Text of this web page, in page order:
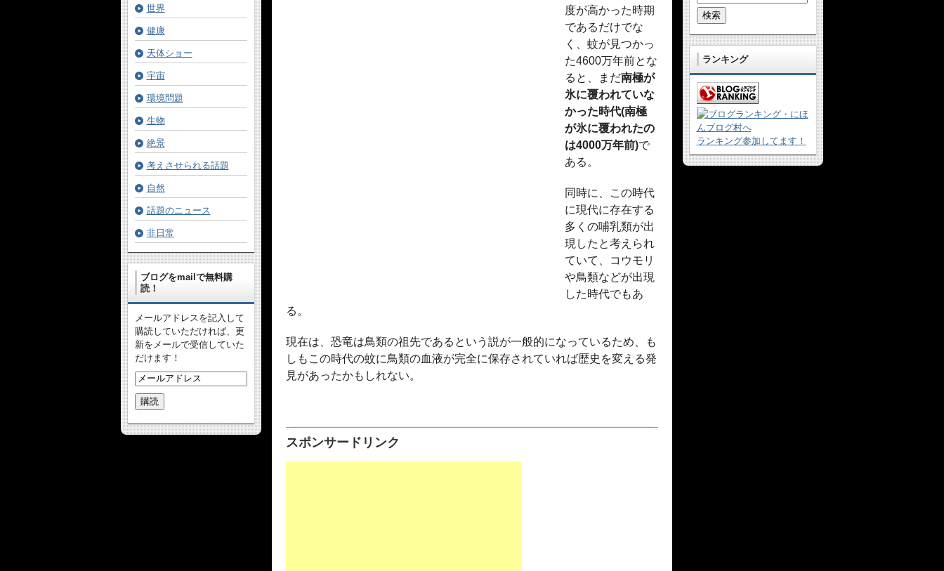
度が高かった時期
であるだけでな
く、蚊が見つかっ
た4600万年前とな
ると、まだ南極が
氷に覆われていな
かった時代(南極
が氷に覆われたの
は4000万年前)で
ある。
同時に、この時代
に現代に存在する
多くの哺乳類が出
現したと考えられ
ていて、コウモリ
や鳥類などが出現
した時代でもあ
る。
現在は、恐竜は鳥類の祖先であるという説が一般的になっているため、も
しもこの時代の蚊に鳥類の血液が完全に保存されていれば歴史を変える発
見があったかもしれない。
スポンサードリンク
世界
健康
天体ショー
宇宙
環境問題
生物
絶景
考えさせられる話題
自然
話題のニュース
非日常
ブログをmailで無料購
読！
メールアドレスを記入して
購読していただければ、更
新をメールで受信していた
だけます！
ランキング
ランキング参加してます！